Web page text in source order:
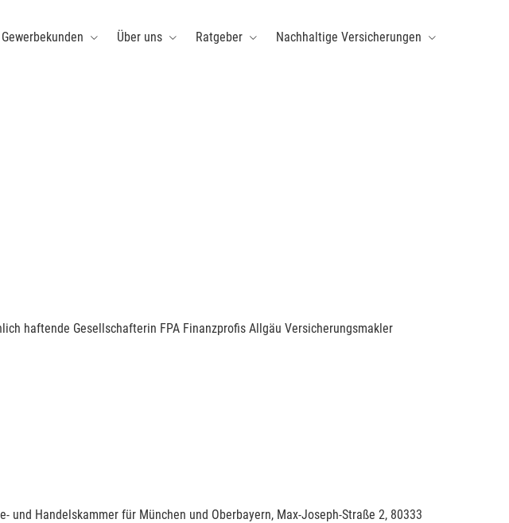
Gewerbekunden Über uns Ratgeber Nachhaltige Versicherungen
haftende Gesellschafterin FPA Finanzprofis Allgäu Ver­sicherungs­makler
Handelskammer für München und Oberbayern, Max-Joseph-Straße 2, 80333